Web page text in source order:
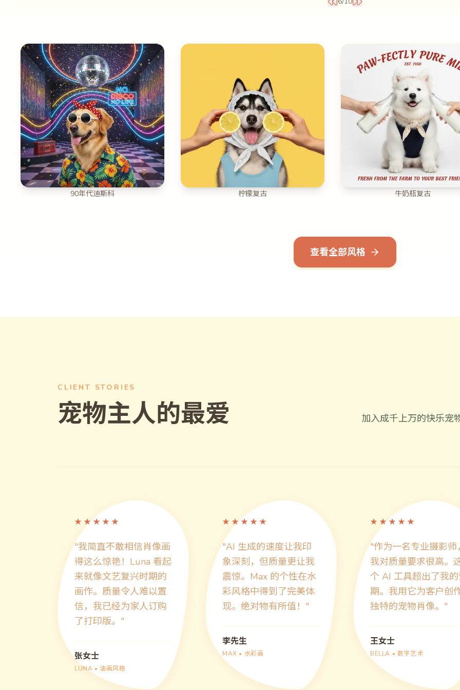
90年代迪斯科 柠檬复古 牛奶瓶复古
查看全部风格
CLIENT STORIES
宠物主人的最爱 加入成千上万的快乐宠
★ ★ ★ ★ ★
"我简直不敢相信肖像画
得这么惊艳！Luna 看起
来就像文艺复兴时期的
画作。质量令人难以置
信，我已经为家人订购
了打印版。 "
张女士
LUNA •油画风格
★ ★ ★ ★ ★
"AI 生成的速度让我印
象深刻，但质量更让我
震惊。Max 的个性在水
彩风格中得到了完美体
现。绝对物有所值！ "
李先生
MAX • 水彩画
★ ★ ★ ★ ★
"作为一名专业摄影师
我对质量要求很高。
个 AI 工具超出了我
期。我用它为客户创
独特的宠物肖像。 "
王女士
BELLA • 数字艺术